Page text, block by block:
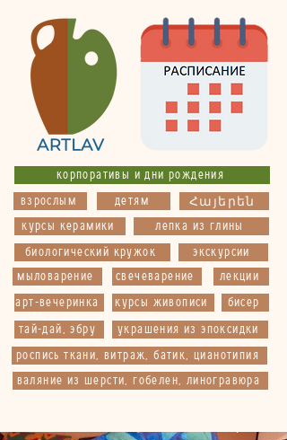
корпоративы и дни рождения
детям
взрослым Հայերեն
украшения из эпоксидки
мыловарение свечеварение
арт-вечеринка бисер
тай-дай, эбру
экскурсии
лепка из глины
роспись ткани, витраж, батик, цианотипия
курсы живописи
лекции
биологический кружок
курсы керамики
валяние из шерсти, гобелен, линогравюра